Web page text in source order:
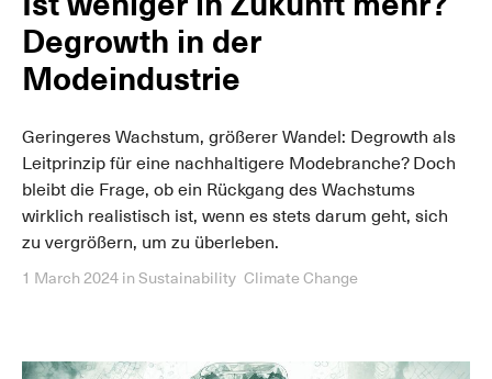
Degrowth in der
Modeindustrie
Geringeres Wachstum, größerer Wandel: Degrowth als
Leitprinzip für eine nachhaltigere Modebranche? Doch
bleibt die Frage, ob ein Rückgang des Wachstums
wirklich realistisch ist, wenn es stets darum geht, sich
zu vergrößern, um zu überleben.
1 March 2024 in Sustainability Climate Change